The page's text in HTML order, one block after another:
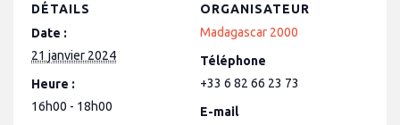
DÉTAILS
Date :
21 janvier 2024
Heure :
16h00 - 18h00
ORGANISATEUR
Madagascar 2000
Téléphone
+33 6 82 66 23 73
E-mail